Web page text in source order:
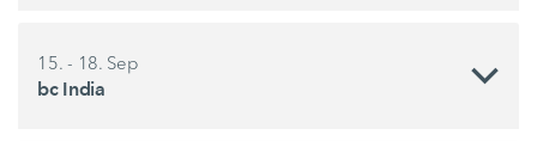
15. - 18. Sep
bc India